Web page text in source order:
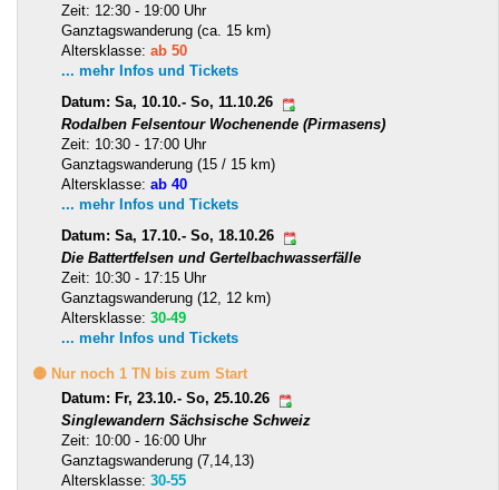
Zeit: 12:30 - 19:00 Uhr
Ganztagswanderung (ca. 15 km)
Altersklasse: ab 50
... mehr Infos und Tickets
Datum: Sa, 10.10.- So, 11.10.26
Rodalben Felsentour Wochenende (Pirmasens)
Zeit: 10:30 - 17:00 Uhr
Ganztagswanderung (15 / 15 km)
Altersklasse: ab 40
... mehr Infos und Tickets
Datum: Sa, 17.10.- So, 18.10.26
Die Battertfelsen und Gertelbachwasserfälle
Zeit: 10:30 - 17:15 Uhr
Ganztagswanderung (12, 12 km)
Altersklasse: 30-49
... mehr Infos und Tickets
🟡 Nur noch 1 TN bis zum Start
Datum: Fr, 23.10.- So, 25.10.26
Singlewandern Sächsische Schweiz
Zeit: 10:00 - 16:00 Uhr
Ganztagswanderung (7,14,13)
Altersklasse: 30-55